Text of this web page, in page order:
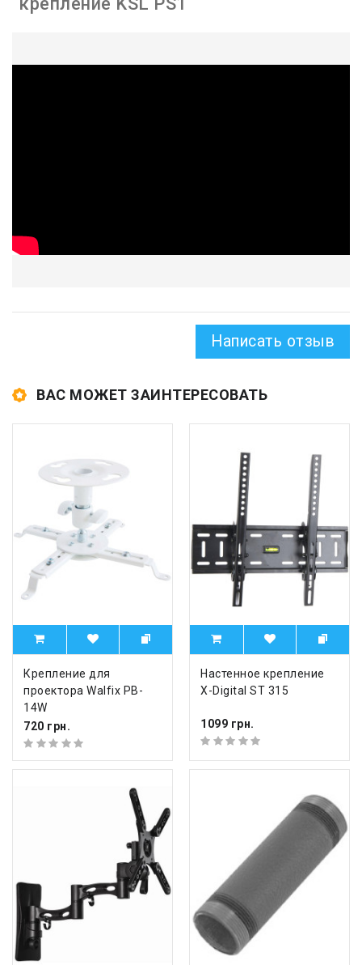
Написать отзыв
ВАС МОЖЕТ ЗАИНТЕРЕСОВАТЬ
Крепление для
проектора Walfix PB-
14W
720 грн.
Настенное крепление
X-Digital ST 315
1099 грн.